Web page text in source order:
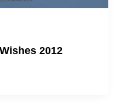
2012